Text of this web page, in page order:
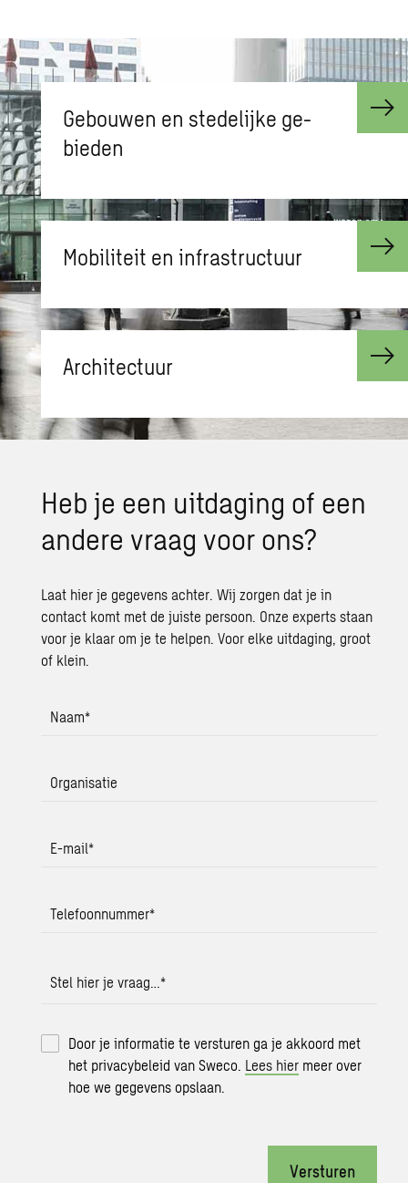
Ge­bou­wen en ste­de­lij­ke ge­
bie­den
Mo­bi­li­teit en in­fra­struc­tuur
Ar­chi­tec­tuur
Heb je een uit­da­ging of een
an­de­re vraag voor ons?
Laat hier je gegevens achter. Wij zorgen dat je in
contact komt met de juiste persoon. Onze experts staan
voor je klaar om je te helpen. Voor elke uitdaging, groot
of klein.
Naam*
Organisatie
E-mail*
Telefoonnummer*
Stel hier je vraag…*
Door je informatie te versturen ga je akkoord met
het privacybeleid van Sweco. Lees hier meer over
hoe we gegevens opslaan.
Versturen